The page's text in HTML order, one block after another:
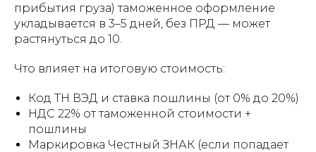
прибытия груза) таможенное оформление
укладывается в 3–5 дней, без ПРД — может
растянуться до 10.
Что влияет на итоговую стоимость:
Код ТН ВЭД и ставка пошлины (от 0% до 20%)
НДС 22% от таможенной стоимости +
пошлины
Маркировка Честный ЗНАК (если попадает